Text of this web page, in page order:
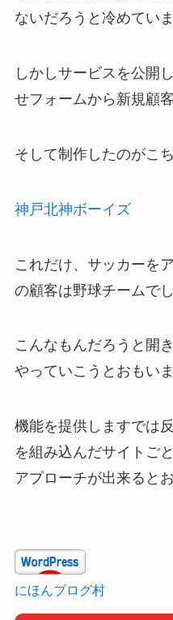
ないだろうと冷めていま
しかしサービスを公開
せフォームから新規顧
そして制作したのがこち
神戸北神ボーイズ
これだけ、サッカーを
の顧客は野球チームでし
こんなもんだろうと開
やっていこうとおもいま
機能を提供しますでは
を組み込んだサイトご
アプローチが出来ると
にほんブログ村